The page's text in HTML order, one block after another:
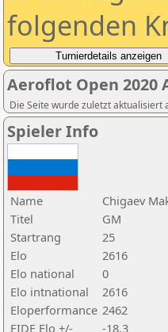
folgenden
Aeroflot Open 2020
Die Seite wurde zuletzt aktualisiert
Spieler Info
Name
Chigaev
Titel
GM
Startrang
25
Elo
2616
Elo national
0
Elo intnational
2616
Eloperformance 2462
FIDE Elo +/-
-18,3